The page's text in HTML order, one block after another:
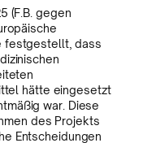
(F.B. gegen
festgestellt, dass
hätte eingesetzt
war. Diese
des Projekts
Entscheidungen